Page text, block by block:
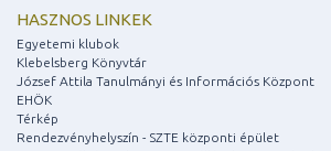
HASZNOS LINKEK
Egyetemi klubok
Klebelsberg Könyvtár
József Attila Tanulmányi és Információs Központ
EHÖK
Térkép
Rendezvényhelyszín - SZTE központi épület